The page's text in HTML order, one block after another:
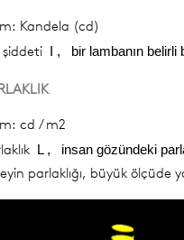
Kandela (cd)
şiddeti I , bir lambanın belirli
cd / m2
L , insan gözündeki
parlaklığı, büyük ölçüde